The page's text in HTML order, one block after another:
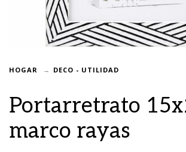
HOGAR DECO - UTILIDAD
Portarretrato
marco rayas